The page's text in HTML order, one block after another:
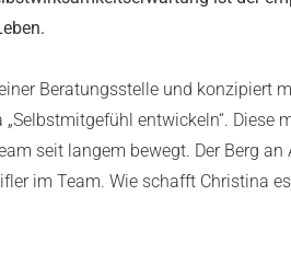
Beratungsstelle und konzipiert
entwickeln“. Diese
seit langem bewegt. Der Berg
im Team. Wie schafft Christina